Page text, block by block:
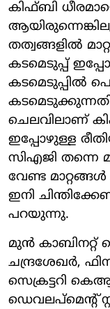
കിഫ്ബി
തത്വങ്ങളില്‍
കടമെടുപ്പ്
കടമെടുപ്പില്‍
ചെലവിലാണ്
ഇപ്പോഴുള്ള
സിഎജി തന്നെ
വേണ്ട
ഇനി
പറയുന്നു.
മുന്‍ കാബിനറ്റ്
ചന്ദ്രശേഖര്‍,
സെക്രട്ടറി
ഡെവലപ്‌മെന്റ്